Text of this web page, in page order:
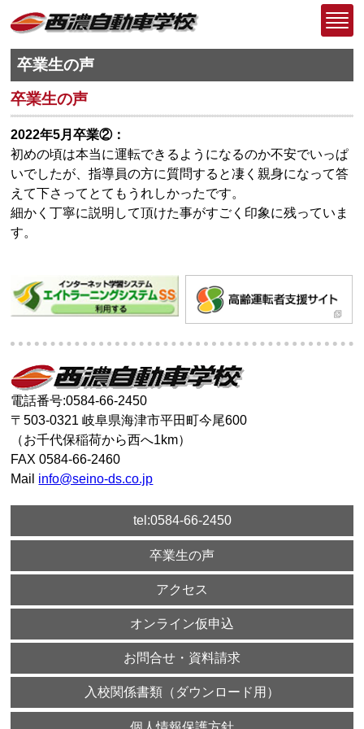
卒業生の声
卒業生の声
2022年5月卒業②：
初めの頃は本当に運転できるようになるのか不安でいっぱ
いでしたが、指導員の方に質問すると凄く親身になって答
えて下さってとてもうれしかったです。
細かく丁寧に説明して頂けた事がすごく印象に残っていま
す。
電話番号:0584-66-2450
〒503-0321 岐阜県海津市平田町今尾600
（お千代保稲荷から西へ1km）
FAX 0584-66-2460
Mail info@seino-ds.co.jp
tel:0584-66-2450
卒業生の声
アクセス
オンライン仮申込
お問合せ・資料請求
入校関係書類（ダウンロード用）